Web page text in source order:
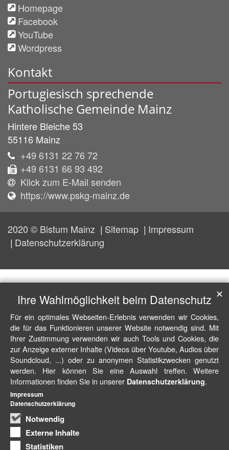
Homepage
Facebook
YouTube
Wordpress
Kontakt
Portugiesisch sprechende
Katholische Gemeinde Mainz
Hintere Bleiche 53
55116 Mainz
+49 6131 22 76 72
+49 6131 66 93 492
Klick zum E-Mail senden
https://www.pskg-mainz.de
2020 © Bistum Mainz Sitemap
Impressum
Datenschutzerklärung
Ihre Wahlmöglichkeit beim Datenschutz
Für ein optimales Webseiten-Erlebnis verwenden wir Cookies,
die für das Funktionieren unserer Website notwendig sind. Mit
Ihrer Zustimmung verwenden wir auch Tools und Cookies, die
zur Anzeige externer Inhalte (Videos über Youtube, Audios über
Soundcloud, ...) oder zu anonymen Statistikzwecken genutzt
werden. Hier können Sie eine Auswahl treffen. Weitere
Informationen finden Sie in unserer Datenschutzerklärung.
Notwendig
Externe Inhalte
Statistiken
✕
Impressum
Datenschutzerklärung